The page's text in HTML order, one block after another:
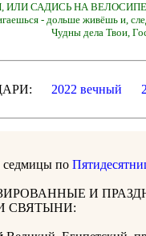
ИЛИ САДИСЬ НА
- дольше живёшь и,
Чудны дела Твои,
2022 вечный
седмицы по
И
СВЯТЫНИ: